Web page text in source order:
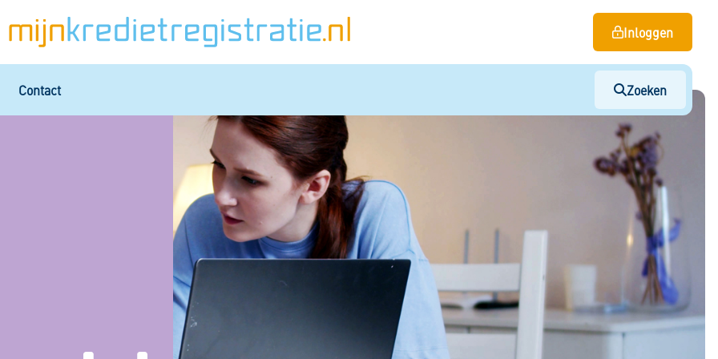
Inloggen
Contact Zoeken